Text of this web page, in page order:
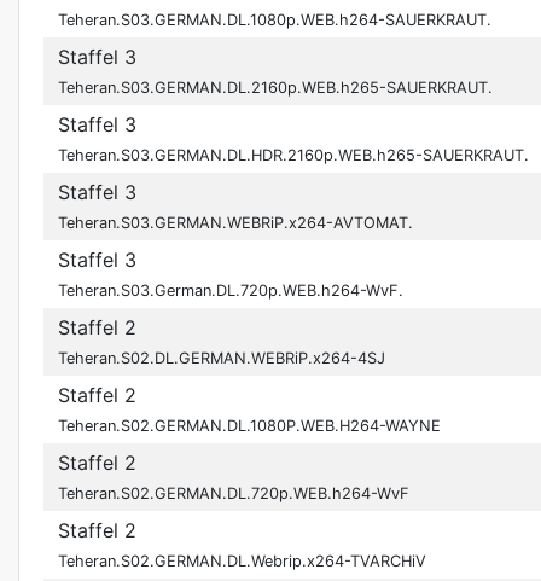
Teheran.S03.GERMAN.DL.1080p.WEB.h264-SAUERKRAUT.
Staffel 3
Teheran.S03.GERMAN.DL.2160p.WEB.h265-SAUERKRAUT.
Staffel 3
Teheran.S03.GERMAN.DL.HDR.2160p.WEB.h265-SAUERKRAUT.
Staffel 3
Teheran.S03.GERMAN.WEBRiP.x264-AVTOMAT.
Staffel 3
Teheran.S03.German.DL.720p.WEB.h264-WvF.
Staffel 2
Teheran.S02.DL.GERMAN.WEBRiP.x264-4SJ
Staffel 2
Teheran.S02.GERMAN.DL.1080P.WEB.H264-WAYNE
Staffel 2
Teheran.S02.GERMAN.DL.720p.WEB.h264-WvF
Staffel 2
Teheran.S02.GERMAN.DL.Webrip.x264-TVARCHiV